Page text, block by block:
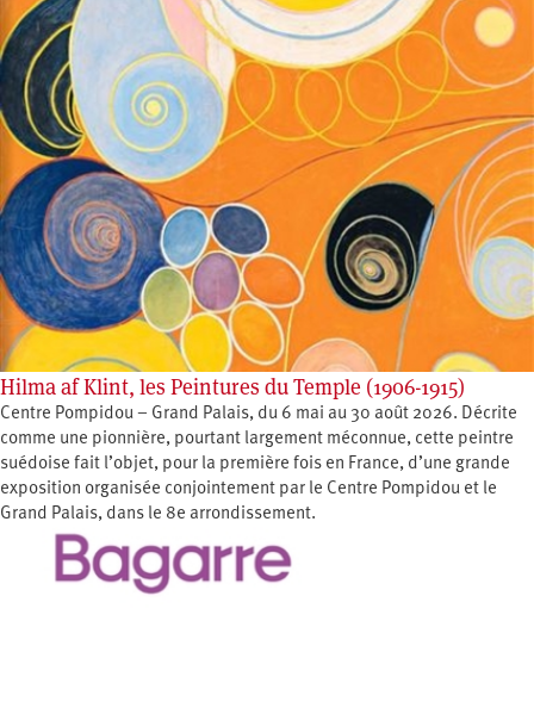
Hilma af Klint, les Peintures du Temple (1906-1915)
Centre Pompidou – Grand Palais, du 6 mai au 30 août 2026. Décrite
comme une pionnière, pourtant largement méconnue, cette peintre
suédoise fait l’objet, pour la première fois en France, d’une grande
exposition organisée conjointement par le Centre Pompidou et le
Grand Palais, dans le 8e arrondissement.